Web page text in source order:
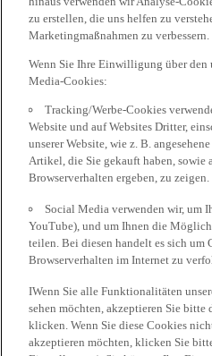
zu erstellen, die uns helfen zu
Marketingmaßnahmen zu verbessern.
Wenn Sie Ihre Einwilligung über den
Media-Cookies:
Tracking/Werbe-Cookies
Website und auf Websites Dritter,
unserer Website, wie z. B.
Artikel, die Sie gekauft haben, sowie
Browserverhalten ergeben, zu zeigen.
Social Media verwenden wir, um
YouTube), und um Ihnen die
teilen. Bei diesen handelt es sich
Browserverhalten im Internet zu
IWenn Sie alle Funktionalitäten
sehen möchten, akzeptieren Sie
klicken. Wenn Sie diese Cookies
akzeptieren möchten, klicken Sie